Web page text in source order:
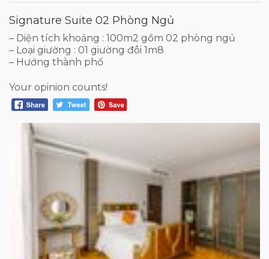
Signature Suite 02 Phòng Ngủ
– Diện tích khoảng : 100m2 gồm 02 phòng ngủ
– Loại giường : 01 giường đôi 1m8
– Hướng thành phố
Your opinion counts!